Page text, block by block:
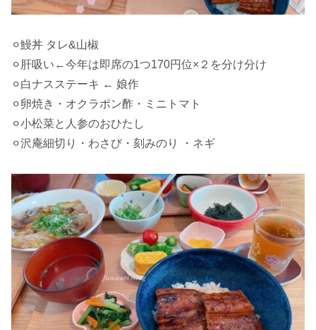
⚪︎鰻丼 タレ&山椒
⚪︎肝吸い←今年は即席の1つ170円位×２を分け分け
⚪︎白ナスステーキ ← 娘作
⚪︎卵焼き・オクラポン酢・ミニトマト
⚪︎小松菜と人参のおひたし
⚪︎沢庵細切り・わさび・刻みのり ・ネギ